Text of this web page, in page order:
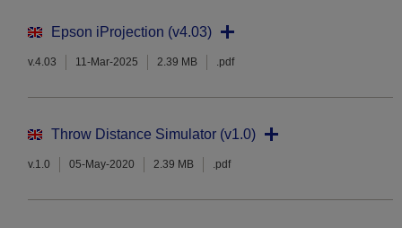
Epson iProjection (v4.03)
v.4.03 11-Mar-2025 2.39 MB .pdf
Throw Distance Simulator (v1.0)
v.1.0 05-May-2020 2.39 MB .pdf